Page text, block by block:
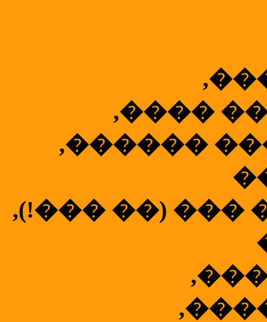
,����
,������
,(!��� ��)